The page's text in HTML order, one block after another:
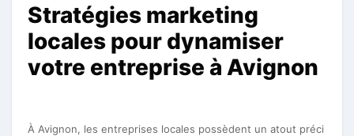
Stratégies marketing
locales pour dynamiser
votre entreprise à Avignon
À Avignon, les entreprises locales possèdent un atout préci